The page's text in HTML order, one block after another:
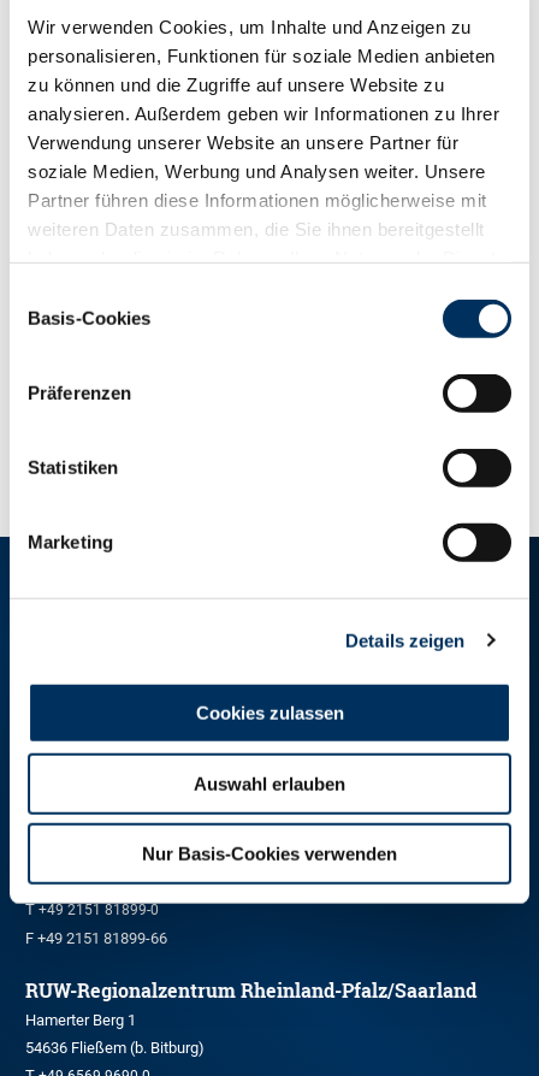
Wir verwenden Cookies, um Inhalte und Anzeigen zu
personalisieren, Funktionen für soziale Medien anbieten
zu können und die Zugriffe auf unsere Website zu
analysieren. Außerdem geben wir Informationen zu Ihrer
Verwendung unserer Website an unsere Partner für
soziale Medien, Werbung und Analysen weiter. Unsere
Partner führen diese Informationen möglicherweise mit
weiteren Daten zusammen, die Sie ihnen bereitgestellt
Cookies, wenn Sie unsere Webseite weiterhin nutzen.
Basis-Cookies
Präferenzen
Statistiken
Marketing
Details zeigen
Cookies zulassen
Auswahl erlauben
Nur Basis-Cookies verwenden
SUCHERGEBNIS ZWS 11/-0001 ANZEIGEN (5BULLEN)
PDF
NAME JPI Preis
Kingkong PP 149
29,00 €
Actionplay
149
26,00 €
Caesar
26,00 €
26,00 €
RINDER-UNION WEST eG
Schiffahrter Damm 235a
T+49 251 9288-0
RUW-Regionalzentrum Nordrhein
Kleinewefersstraße 160
47803 Krefeld
T+49 2151 81899-0
F +49 2151 81899-66
RUW-Regionalzentrum Rheinland-Pfalz/Saarland
Hamerter Berg 1
54636 Fließem (b. Bitburg)